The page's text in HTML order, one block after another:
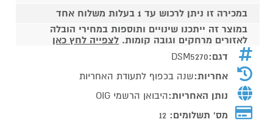
במכירה זו ניתן לרכוש עד 1 בעלות משלוח אחד
במוצר זה ייתכנו שינויים ותוספות במחירי הובלה
לאזורים מרחקים וגובה קומות. לצפייה לחץ כאן
דגם:DSM5270
אחריות:שנה בכפוף לתעודת האחריות
נותן האחריות:היבואן הרשמי OIG
מס' תשלומים: 12